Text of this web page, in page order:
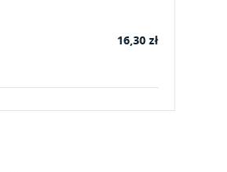
16,30 zł